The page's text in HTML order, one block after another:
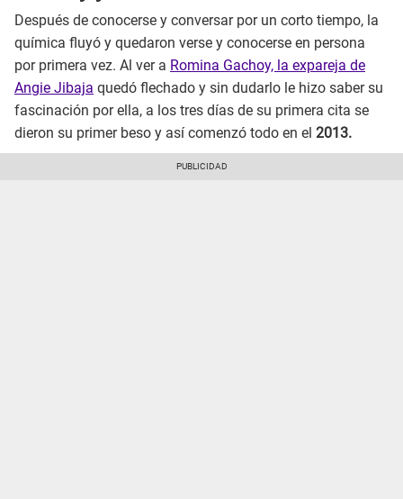
Después de conocerse y conversar por un corto tiempo, la
química fluyó y quedaron verse y conocerse en persona
por primera vez. Al ver a Romina Gachoy, la expareja de
Angie Jibaja quedó flechado y sin dudarlo le hizo saber su
fascinación por ella, a los tres días de su primera cita se
dieron su primer beso y así comenzó todo en el 2013.